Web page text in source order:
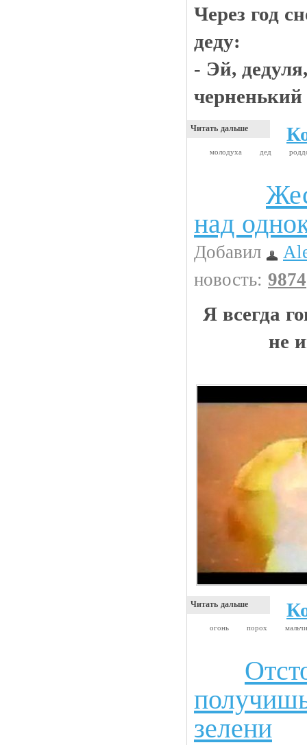
Через год
деду:
- Эй,
Читать дальше
молодуха дед
над
Добавил
новость: 9874
Я всегда
не
Читать дальше
огонь порох
зелени